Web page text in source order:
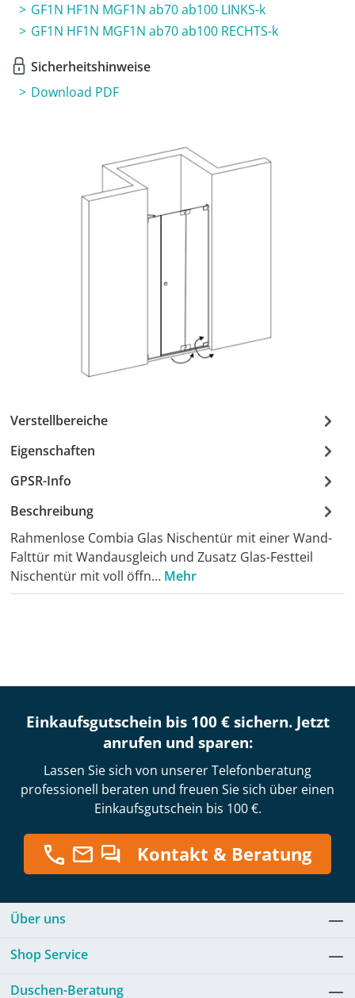
GF1N HF1N MGF1N ab70 ab100 LINKS-k
GF1N HF1N MGF1N ab70 ab100 RECHTS-k
Sicherheitshinweise
Download PDF
Verstellbereiche
Eigenschaften
GPSR-Info
Beschreibung
Rahmenlose Combia Glas Nischentür mit einer Wand-
Falttür mit Wandausgleich und Zusatz Glas-Festteil
Nischentür mit voll öffn… Mehr
Einkaufsgutschein bis 100 € sichern. Jetzt
anrufen und sparen:
Lassen Sie sich von unserer Telefonberatung
professionell beraten und freuen Sie sich über einen
Einkaufsgutschein bis 100 €.
Kontakt & Beratung
Über uns
Shop Service
Duschen-Beratung